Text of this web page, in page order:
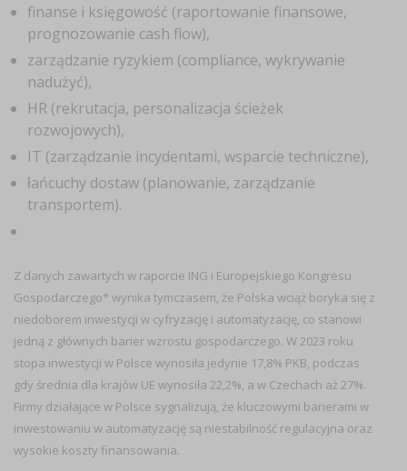
finanse i księgowość (raportowanie finansowe,
prognozowanie cash flow),
zarządzanie ryzykiem (compliance, wykrywanie
nadużyć),
HR (rekrutacja, personalizacja ścieżek
rozwojowych),
IT (zarządzanie incydentami, wsparcie techniczne),
łańcuchy dostaw (planowanie, zarządzanie
transportem).
Z danych zawartych w raporcie ING i Europejskiego Kongresu
Gospodarczego* wynika tymczasem, że Polska wciąż boryka się z
niedoborem inwestycji w cyfryzację i automatyzację, co stanowi
jedną z głównych barier wzrostu gospodarczego. W 2023 roku
stopa inwestycji w Polsce wynosiła jedynie 17,8% PKB, podczas
gdy średnia dla krajów UE wynosiła 22,2%, a w Czechach aż 27%.
Firmy działające w Polsce sygnalizują, że kluczowymi barierami w
inwestowaniu w automatyzację są niestabilność regulacyjna oraz
wysokie koszty finansowania.